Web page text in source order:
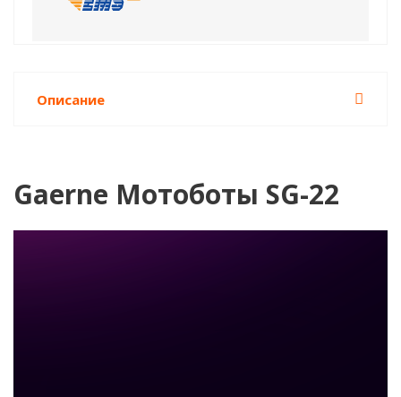
Описание
Gaerne Мотоботы SG-22